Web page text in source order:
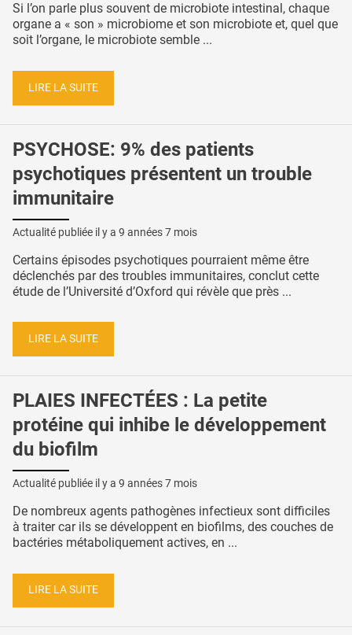
Si l’on parle plus souvent de microbiote intestinal, chaque
organe a « son » microbiome et son microbiote et, quel que
soit l’organe, le microbiote semble ...
LIRE LA SUITE
PSYCHOSE: 9% des patients
psychotiques présentent un trouble
immunitaire
Actualité publiée il y a 9 années 7 mois
Certains épisodes psychotiques pourraient même être
déclenchés par des troubles immunitaires, conclut cette
étude de l’Université d’Oxford qui révèle que près ...
LIRE LA SUITE
PLAIES INFECTÉES : La petite
protéine qui inhibe le développement
du biofilm
Actualité publiée il y a 9 années 7 mois
De nombreux agents pathogènes infectieux sont difficiles
à traiter car ils se développent en biofilms, des couches de
bactéries métaboliquement actives, en ...
LIRE LA SUITE